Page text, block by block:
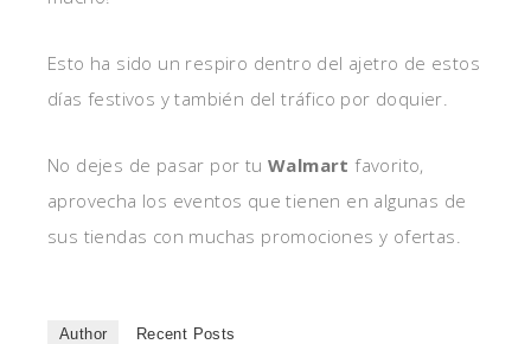
Esto ha sido un respiro dentro del ajetro de estos
días festivos y también del tráfico por doquier.
No dejes de pasar por tu Walmart favorito,
aprovecha los eventos que tienen en algunas de
sus tiendas con muchas promociones y ofertas.
Author Recent Posts